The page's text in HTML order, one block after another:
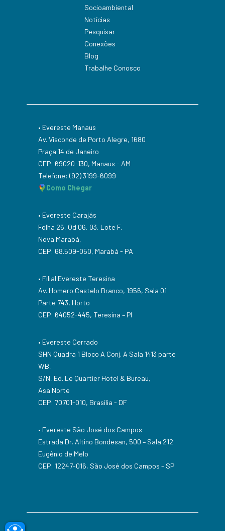
Socioambiental
Notícias
Pesquisar
Conexões
Blog
Trabalhe Conosco
• Evereste Manaus
Av. Visconde de Porto Alegre, 1680
Praça 14 de Janeiro
CEP: 69020-130, Manaus - AM
Telefone: (92) 3199-6099
Como Chegar
• Evereste Carajás
Folha 26, Qd 06, 03, Lote F,
Nova Marabá,
CEP: 68.509-050, Marabá - PA
• Filial Evereste Teresina
Av. Homero Castelo Branco, 1956, Sala 01
Parte 743, Horto
CEP: 64052-445, Teresina – PI
• Evereste Cerrado
SHN Quadra 1 Bloco A Conj. A Sala 1413 parte
WB,
S/N, Ed. Le Quartier Hotel & Bureau,
Asa Norte
CEP: 70701-010, Brasília - DF
• Evereste São José dos Campos
Estrada Dr. Altino Bondesan, 500 – Sala 212
Eugênio de Melo
CEP: 12247-016, São José dos Campos - SP